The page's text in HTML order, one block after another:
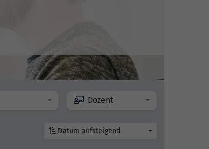
Dozent
Datum aufsteigend